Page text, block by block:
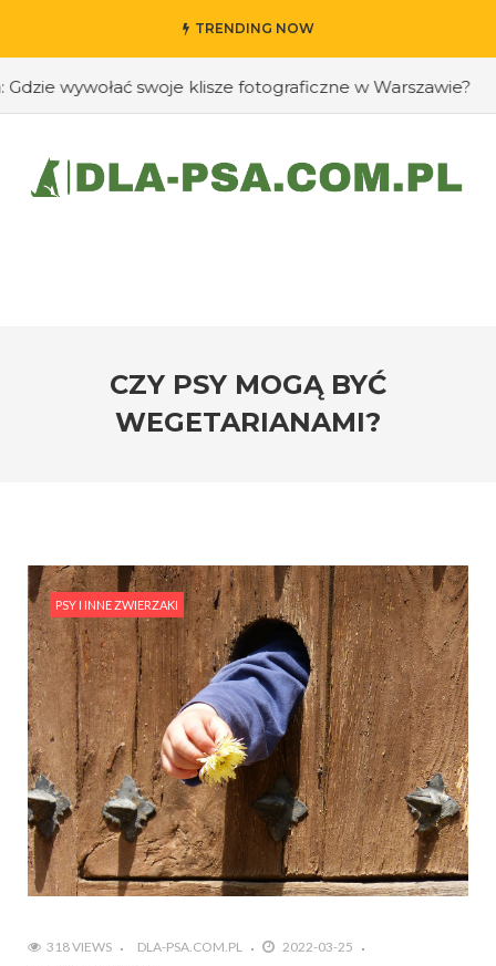
TRENDING NOW
wywołać swoje klisze fotograficzne w Warszawie?
CZY PSY MOGĄ BYĆ
WEGETARIANAMI?
PSY I INNE ZWIERZAKI
318 VIEWS DLA-PSA.COM.PL
2022-03-25